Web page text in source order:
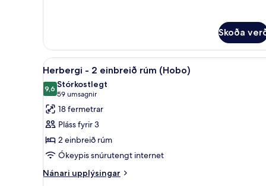
1
stórt
tvíbreitt
rúm
(Hobo)
Skoða
Skoða
allar
myndir
fyrir
Herbergi
-
2
einbreið
rúm
Herbergi - 2 einbreið rúm
8
Herbergi - 2 einbreið rúm (Hobo)
9,69,6 af 10
Stórkostlegt
59 umsagnir
(59
umsagnir)
18 fermetrar
Pláss fyrir 3
2 einbreið rúm
Ókeypis snúrutengt internet
Nánari upplýsingar
Nánari